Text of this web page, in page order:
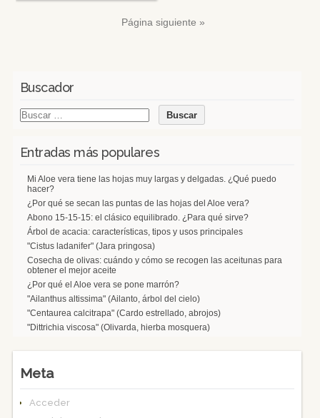
Página siguiente »
Buscador
Entradas más populares
Mi Aloe vera tiene las hojas muy largas y delgadas. ¿Qué puedo
hacer?
¿Por qué se secan las puntas de las hojas del Aloe vera?
Abono 15-15-15: el clásico equilibrado. ¿Para qué sirve?
Árbol de acacia: características, tipos y usos principales
"Cistus ladanifer" (Jara pringosa)
Cosecha de olivas: cuándo y cómo se recogen las aceitunas para
obtener el mejor aceite
¿Por qué el Aloe vera se pone marrón?
"Ailanthus altissima" (Ailanto, árbol del cielo)
"Centaurea calcitrapa" (Cardo estrellado, abrojos)
"Dittrichia viscosa" (Olivarda, hierba mosquera)
Meta
Acceder